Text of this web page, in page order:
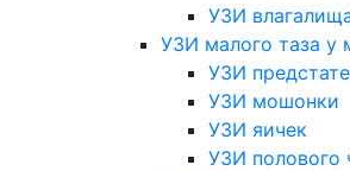
УЗИ
УЗИ малого таза у
УЗИ
УЗИ мошонки
УЗИ яичек
УЗИ полового